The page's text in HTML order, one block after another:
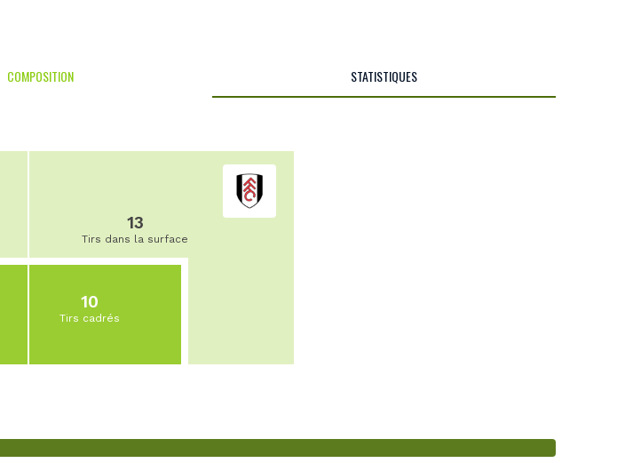
COMPOSITION STATISTIQUES
13
Tirs dans la surface
10
Tirs cadrés